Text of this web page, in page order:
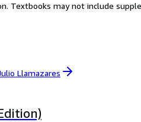
Textbooks may not include
Llamazares